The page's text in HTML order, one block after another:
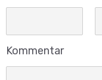
Kommentar